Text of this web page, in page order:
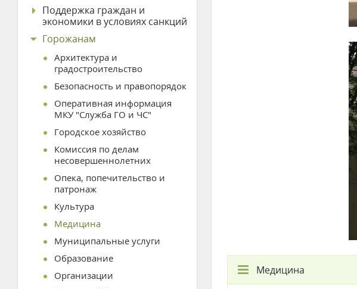
Медицина
Поддержка граждан и
экономики в условиях санкций
Горожанам
Архитектура и
градостроительство
Безопасность и правопорядок
Оперативная информация
МКУ "Служба ГО и ЧС"
Городское хозяйство
Комиссия по делам
несовершеннолетних
Опека, попечительство и
патронаж
Культура
Медицина
Муниципальные услуги
Образование
Организации